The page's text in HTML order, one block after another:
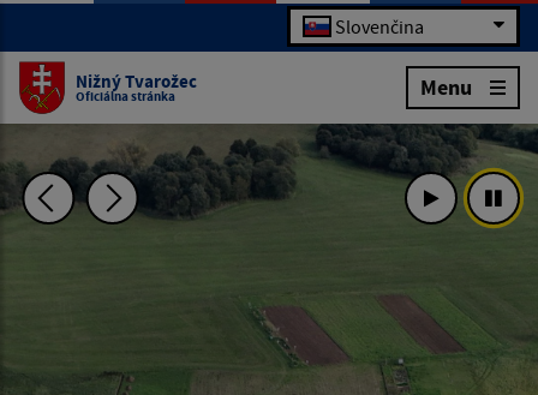
Slovenčina
Nižný Tvarožec
Oficiálna stránka Menu